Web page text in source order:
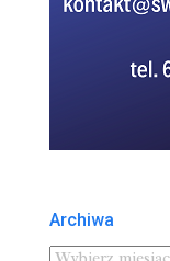
Archiwa